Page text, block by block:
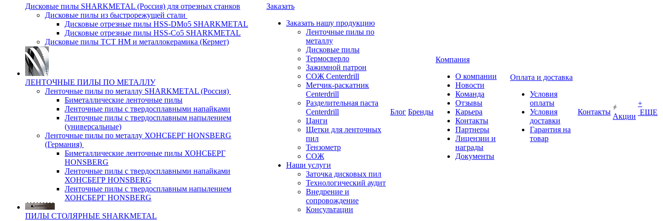
Дисковые пилы SHARKMETAL (Россия) для отрезных станков
Дисковые пилы из быстрорежущей стали
Дисковые отрезные пилы HSS-DMo5 SHARKMETAL
Дисковые отрезные пилы HSS-Co5 SHARKMETAL
Дисковые пилы ТСТ НМ и металлокерамика (Кермет)
ЛЕНТОЧНЫЕ ПИЛЫ ПО МЕТАЛЛУ
Ленточные пилы по металлу SHARKMETAL (Россия)
Биметаллические ленточные пилы
Ленточные пилы с твердосплавными напайками
Ленточные пилы с твердосплавным напылением
(универсальные)
Ленточные пилы по металлу ХОНСБЕРГ HONSBERG
(Германия)
Биметаллические ленточные пилы ХОНСБЕРГ
HONSBERG
Ленточные пилы с твердосплавными напайками
ХОНСБЕГР HONSBERG
Ленточные пилы с твердосплавным напылением
ХОНСБЕРГ HONSBERG
ПИЛЫ СТОЛЯРНЫЕ SHARKMETAL
Заказать
Заказать нашу продукцию
Ленточные пилы по
металлу
Дисковые пилы
Термосверло
Зажимной патрон
СОЖ Centerdrill
Метчик-раскатник
Centerdrill
Разделительная паста
Centerdrill
Цанги
Щетки для ленточных
пил
Тензометр
СОЖ
Наши услуги
Заточка дисковых пил
Технологический аудит
Внедрение и
сопровождение
Консультации
Блог Бренды
Компания
О компании
Новости
Команда
Отзывы
Карьера
Контакты
Партнеры
Лицензии и
награды
Документы
Оплата и доставка
Условия
оплаты
Условия
доставки
Гарантия на
товар
Контакты
Акции
+
ЕЩЕ